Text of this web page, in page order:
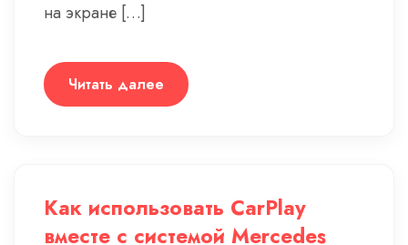
на экране […]
Читать далее
Как использовать CarPlay
вместе с системой Mercedes